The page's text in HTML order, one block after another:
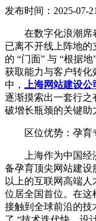
发布时间：2025-07-
在数字化浪潮席
已离不开线上阵地
的 “门面” 与 “根据
获取能力与客户转化
中，
上海网站建设公
逐渐摸索出一套行之
破增长瓶颈的关键助
区位优势：孕育
上海作为中国
备孕育顶尖网站建设
以上的互联网高端
位居全国首位。在这
接触到全球前沿的技